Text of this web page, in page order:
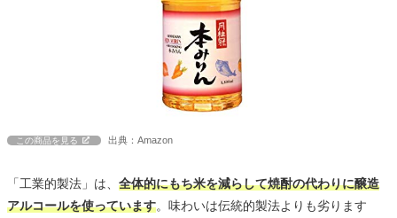
この商品を見る 出典：Amazon
「工業的製法」は、 全体的にもち米を減らして焼酎の代わりに醸造
アルコールを使っています。味わいは伝統的製法よりも劣ります